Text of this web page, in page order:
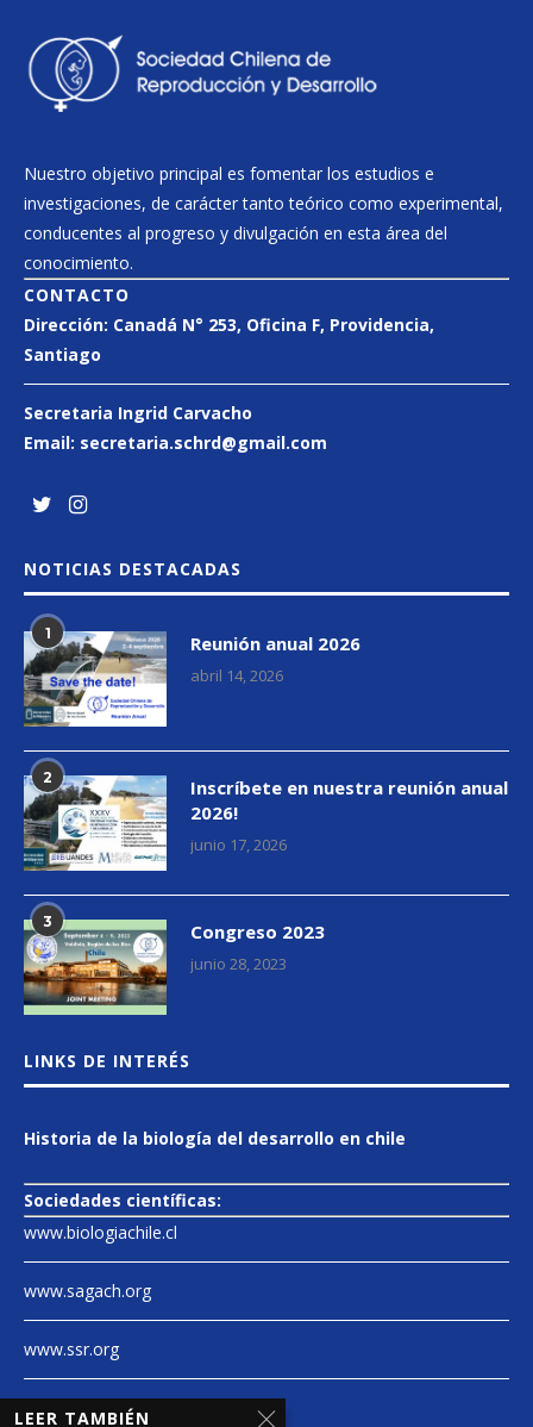
Nuestro objetivo principal es fomentar los estudios e
investigaciones, de carácter tanto teórico como experimental,
conducentes al progreso y divulgación en esta área del
conocimiento.
CONTACTO
Dirección: Canadá N° 253, Oficina F, Providencia,
Santiago
Secretaria Ingrid Carvacho
Email: secretaria.schrd@gmail.com
NOTICIAS DESTACADAS
1 Reunión anual 2026
abril 14, 2026
2
Inscríbete en nuestra reunión anual
2026!
junio 17, 2026
3 Congreso 2023
junio 28, 2023
LINKS DE INTERÉS
Historia de la biología del desarrollo en chile
Sociedades científicas:
www.biologiachile.cl
www.sagach.org
www.ssr.org
www.endocrine.org
LEER TAMBIÉN